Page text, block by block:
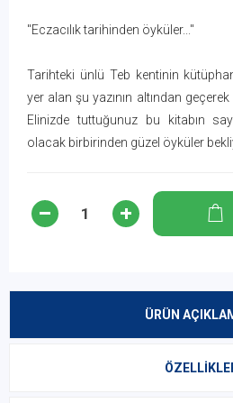
"Eczacılık tarihinden öyküler..."
Tarihteki ünlü Teb kentinin
yer alan şu yazının altından geçerek
Elinizde tuttuğunuz bu kitabın
olacak birbirinden güzel öyküler
ÜRÜN